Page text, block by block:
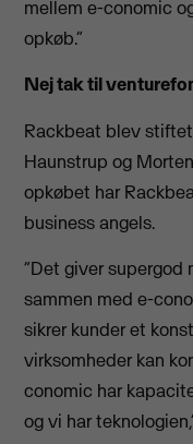
mellem e-conomic
opkøb.”
Nej tak til
Rackbeat blev
Haunstrup og
opkøbet har
business angels.
“Det giver supergod
sammen med e-
sikrer kunder et
virksomheder kan
conomic har
og vi har